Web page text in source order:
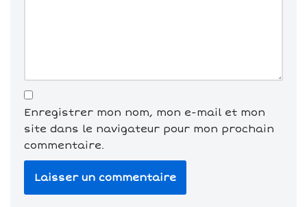
Enregistrer mon nom, mon e-mail et mon
site dans le navigateur pour mon prochain
commentaire.